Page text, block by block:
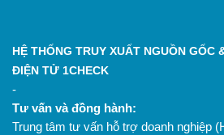
HỆ THỐNG TRUY XUẤT NGUỒN GỐC
ĐIỆN TỬ 1CHECK
-
Tư vấn và đồng hành:
Trung tâm tư vấn hỗ trợ doanh nghiệp